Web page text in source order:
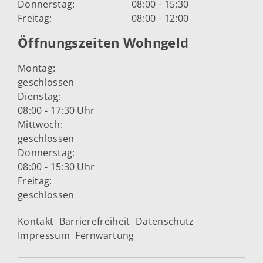
Donnerstag:
08:00 - 15:30
Freitag:
08:00 - 12:00
Öffnungszeiten Wohngeld
Montag:
geschlossen
Dienstag:
08:00 - 17:30 Uhr
Mittwoch:
geschlossen
Donnerstag:
08:00 - 15:30 Uhr
Freitag:
geschlossen
Kontakt Barrierefreiheit Datenschutz
Impressum Fernwartung